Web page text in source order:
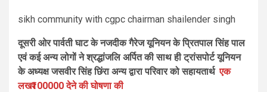
sikh community with cgpc chairman shailender singh
दूसरी ओर पार्वती घाट के नजदीक गैरेज यूनियन के प्रितपाल सिंह पाल
एवं कई अन्य लोगों ने श्रद्धांजलि अर्पित की साथ ही ट्रांसपोर्ट यूनियन
के अध्यक्ष जसवीर सिंह छिंरा अन्य द्वारा परिवार को सहायतार्थ एक
लख₹100000 देने की घोषणा की